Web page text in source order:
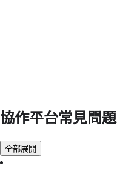
協作平台常見問題
全部展開